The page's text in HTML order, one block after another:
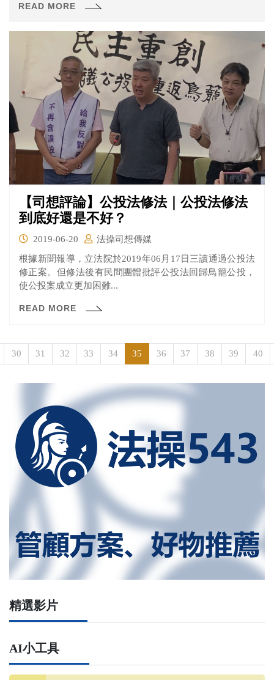
READ MORE
【司想評論】公投法修法｜公投法修法
到底好還是不好？
2019-06-20
法操司想傳媒
根據新聞報導，立法院於2019年06月17日三讀通過公投法
修正案。但修法後有民間團體批評公投法回歸鳥籠公投，
使公投案成立更加困難...
READ MORE
30 31 32 33 34 35 36 37 38 39 40
精選影片
AI小工具